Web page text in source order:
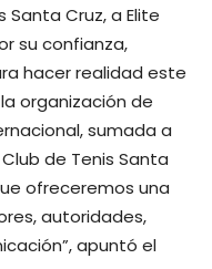
Cruz, a Elite
su confianza,
hacer realidad este
organización de
sumada a
de Tenis Santa
ofreceremos una
autoridades,
apuntó el